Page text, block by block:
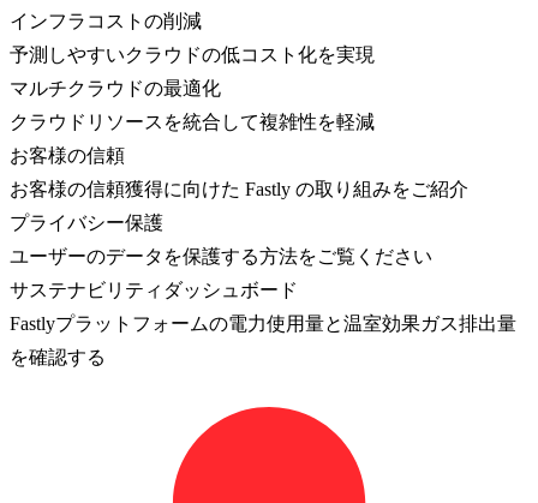
インフラコストの削減
予測しやすいクラウドの低コスト化を実現
マルチクラウドの最適化
クラウドリソースを統合して複雑性を軽減
お客様の信頼
お客様の信頼獲得に向けた Fastly の取り組みをご紹介
プライバシー保護
ユーザーのデータを保護する方法をご覧ください
サステナビリティダッシュボード
Fastlyプラットフォームの電力使用量と温室効果ガス排出量
を確認する